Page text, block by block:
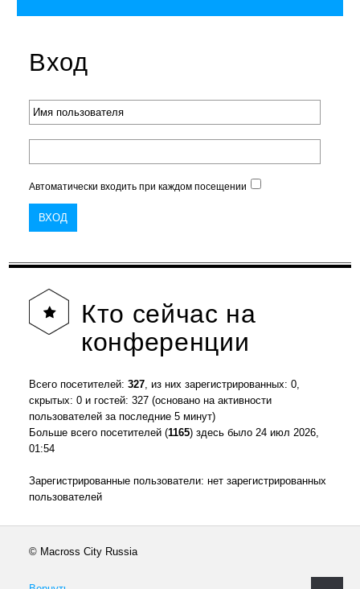
Вход
Автоматически входить при каждом посещении
Кто сейчас на
конференции
Всего посетителей:327 , из них зарегистрированных: 0,
скрытых: 0 и гостей: 327 (основано на активности
пользователей за последние 5 минут)
Больше всего посетителей (1165) здесь было 24 июл 2026,
01:54
Зарегистрированные пользователи: нет зарегистрированных
пользователей
© Macross City Russia